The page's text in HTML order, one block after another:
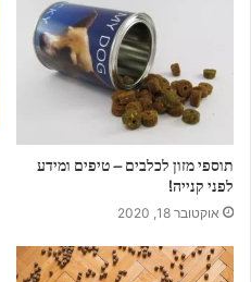
ש
ל
כ
ם
תוספי מזון לכלבים – טיפים ומידע
לפני קנייה!
אוקטובר 18, 2020